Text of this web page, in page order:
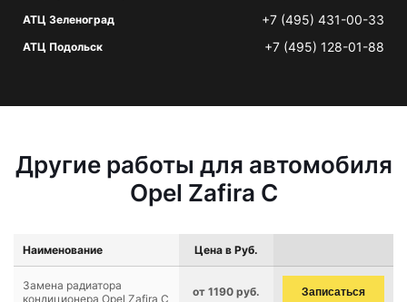
АТЦ Зеленоград +7 (495) 431-00-33
АТЦ Подольск +7 (495) 128-01-88
Другие работы для автомобиля
Opel Zafira C
Наименование Цена в Руб.
Замена радиатора
кондиционера Opel Zafira C
от 1190 руб. Записаться